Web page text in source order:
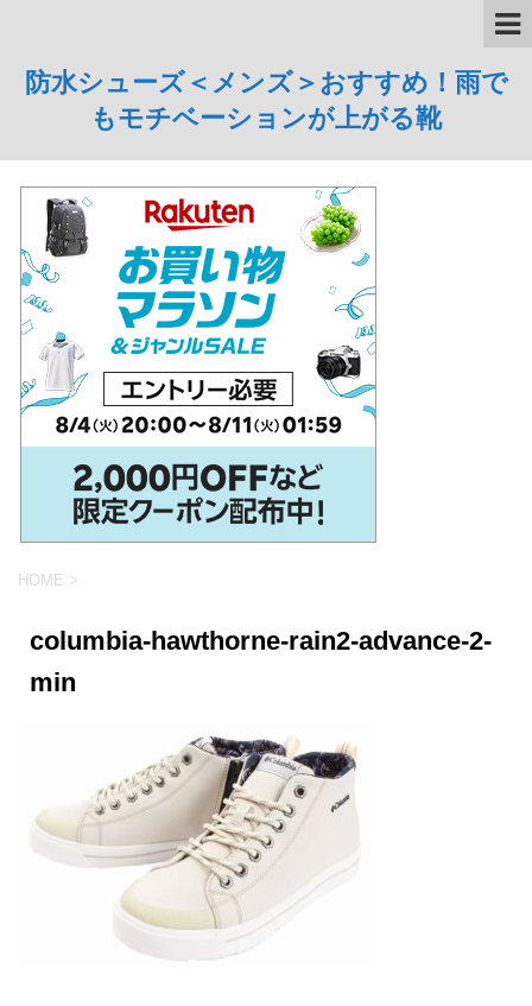
防水シューズ＜メンズ＞おすすめ！雨で
もモチベーションが上がる靴
HOME >
columbia-hawthorne-rain2-advance-2-
min